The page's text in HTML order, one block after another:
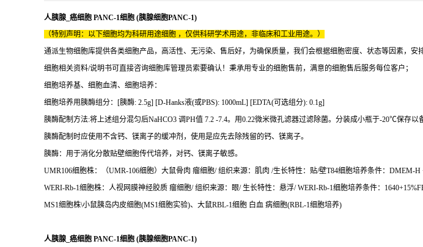
人胰腺_癌细胞 PANC-1细胞 (胰腺细胞PANC-1)
（特别声明：以下细胞均为科研用途细胞 ，仅供科研学术用途，非临床和工业用途。）
通派生物细胞库提供各类细胞产品，高活性、无污染、售后好，为确保质量，我们会根据细胞密度、状态等因素，安
细胞相关资料/说明书可直接咨询细胞库管理员索要确认！秉承用专业的细胞售前，满意的细胞售后服务每位客户；
细胞培养基、细胞血清、细胞培养：
细胞培养用胰酶组分：[胰酶: 2.5g] [D-Hanks液(或PBS): 1000mL] [EDTA(可选组分): 0.1g]
胰酶配制方法:将上述组分混匀后NaHCO3 调PH值 7.2 -7.4。用0.22微米微孔滤器过滤除菌。分装成小瓶于-20℃保存以
胰酶配制时应使用不含钙、镁离子的缓冲剂，使用是应先去除残留的钙、镁离子。
胰酶：用于消化分散贴壁细胞传代培养，对钙、镁离子敏感。
UMR106细胞株：（UMR-106细胞）大鼠骨肉 瘤细胞/ 组织来源：肌肉 /生长特性：贴/壁T84细胞培养条件：DMEM-H
WERI-Rb-1细胞株：人视网膜神经胶质 瘤细胞/ 组织来源：眼/ 生长特性：悬浮/ WERI-Rb-1细胞培养条件：
MS1细胞株\小鼠胰岛内皮细胞(MS1细胞实验)、大鼠RBL-1细胞 白血 病细胞(RBL-1细胞培养)
人胰腺_癌细胞 PANC-1细胞 (胰腺细胞PANC-1)